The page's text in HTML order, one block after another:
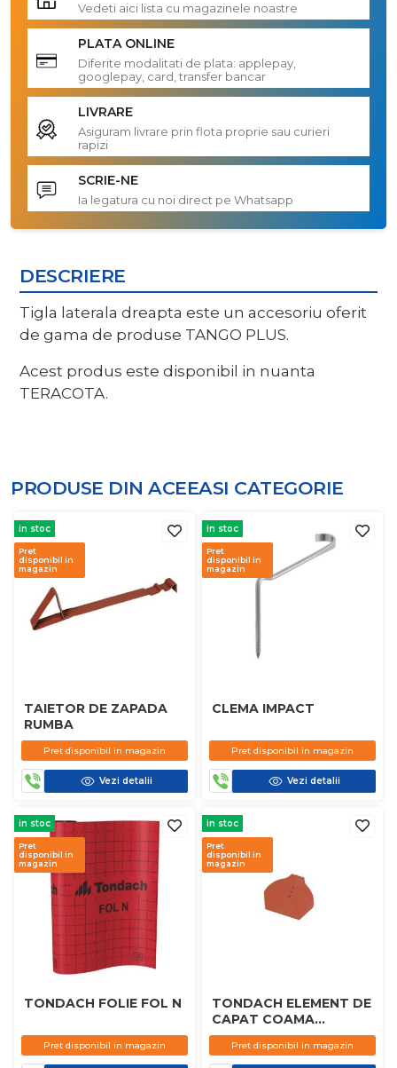
Vedeti aici lista cu magazinele noastre
PLATA ONLINE
Diferite modalitati de plata: applepay,
googlepay, card, transfer bancar
LIVRARE
Asiguram livrare prin flota proprie sau curieri
rapizi
SCRIE-NE
Ia legatura cu noi direct pe Whatsapp
DESCRIERE
Tigla laterala dreapta este un accesoriu oferit
de gama de produse TANGO PLUS.
Acest produs este disponibil in nuanta
TERACOTA.
PRODUSE DIN ACEEASI CATEGORIE
in stoc
Pret
disponibil in
magazin
TAIETOR DE ZAPADA
RUMBA
Pret disponibil in magazin
Vezi detalii
in stoc
Pret
disponibil in
magazin
CLEMA IMPACT
Pret disponibil in magazin
Vezi detalii
in stoc
Pret
disponibil in
magazin
TONDACH FOLIE FOL N
Pret disponibil in magazin
in stoc
Pret
disponibil in
magazin
TONDACH ELEMENT DE
CAPAT COAMA
PRESATA
Pret disponibil in magazin